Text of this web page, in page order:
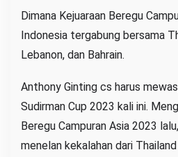
Dimana Kejuaraan Beregu
Indonesia tergabung bersama
Lebanon, dan Bahrain.
Anthony Ginting cs harus
Sudirman Cup 2023 kali ini.
Beregu Campuran Asia 2023
menelan kekalahan dari